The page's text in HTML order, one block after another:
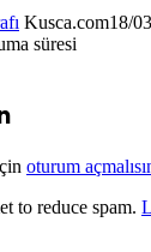
Kusca.com18/
süresi
oturum
to reduce spam.